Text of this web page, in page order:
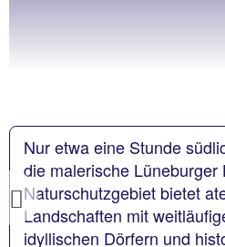
Previous
Nur etwa eine Stunde
die malerische Lüneburger
Naturschutzgebiet bietet
Landschaften mit
idyllischen Dörfern und